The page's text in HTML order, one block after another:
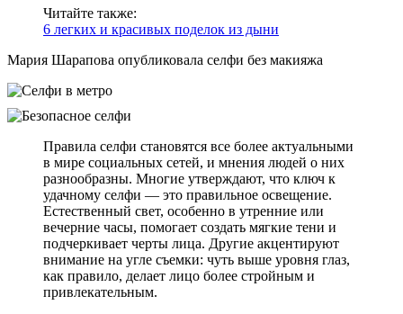
Читайте также:
6 легких и красивых поделок из дыни
Мария Шарапова опубликовала селфи без макияжа
Правила селфи становятся все более актуальными
в мире социальных сетей, и мнения людей о них
разнообразны. Многие утверждают, что ключ к
удачному селфи — это правильное освещение.
Естественный свет, особенно в утренние или
вечерние часы, помогает создать мягкие тени и
подчеркивает черты лица. Другие акцентируют
внимание на угле съемки: чуть выше уровня глаз,
как правило, делает лицо более стройным и
привлекательным.